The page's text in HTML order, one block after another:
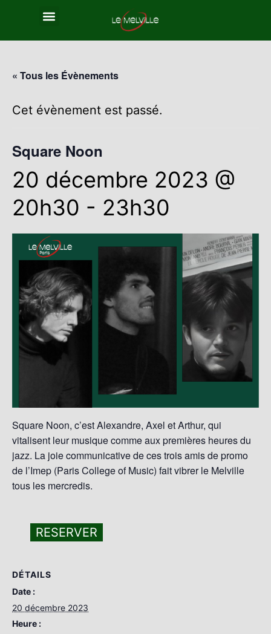
« Tous les Évènements
Cet évènement est passé.
Square Noon
20 décembre 2023 @
20h30 - 23h30
Square Noon, c’est Alexandre, Axel et Arthur, qui
vitalisent leur musique comme aux premières heures du
jazz. La joie communicative de ces trois amis de promo
de l’Imep (Paris College of Music) fait vibrer le Melville
tous les mercredis.
RESERVER
DÉTAILS
Date :
20 décembre 2023
Heure :